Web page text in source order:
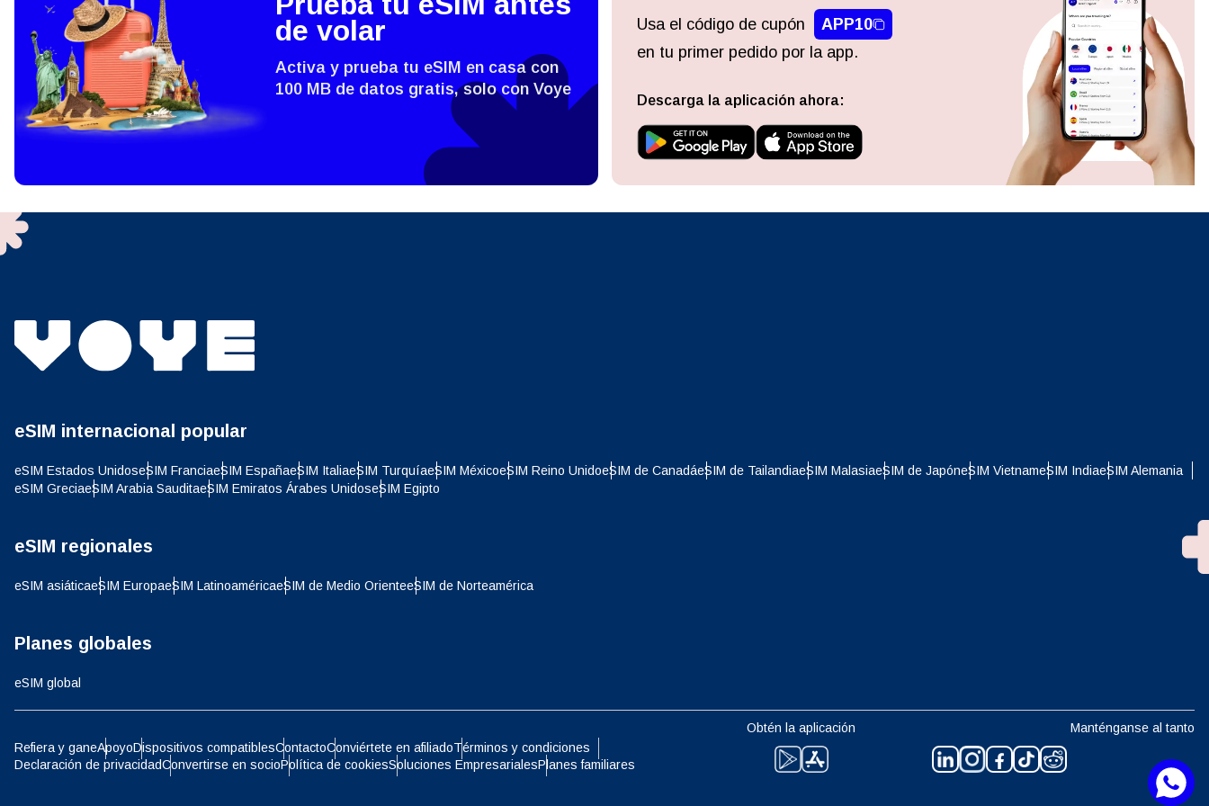
de volar
Activa y prueba tu eSIM en casa con
100 MB de datos gratis, solo con Voye
Usa el código de cupón
APP10
en tu primer pedido por la app.
Descarga la aplicación ahora:
eSIM internacional popular
eSIM Estados UnidoseSIM FranciaeSIM EspañaeSIM ItaliaeSIM TurquíaeSIM MéxicoeSIM Reino UnidoeSIM de CanadáeSIM de TailandiaeSIM MalasiaeSIM de JapóneSIM VietnameSIM IndiaeSIM Alemania
eSIM GreciaeSIM Arabia SauditaeSIM Emiratos Árabes UnidoseSIM Egipto
eSIM regionales
eSIM asiáticaeSIM EuropaeSIM LatinoaméricaeSIM de Medio OrienteeSIM de Norteamérica
Planes globales
eSIM global
Refiera y ganeApoyoDispositivos compatiblesContactoConviértete en afiliadoTérminos y condiciones
Declaración de privacidadConvertirse en socioPolítica de cookiesSoluciones EmpresarialesPlanes familiares
Obtén la aplicación Manténganse al tanto
Deutsch Français
עברית
SGD - Dólar De Singapur TWD - Nuevo Dólar Taiwanés
JPY - Yen Japonés
THB - Baht Tailandés PHP - Peso Filipino
HKD - Dólar De Hong Kong